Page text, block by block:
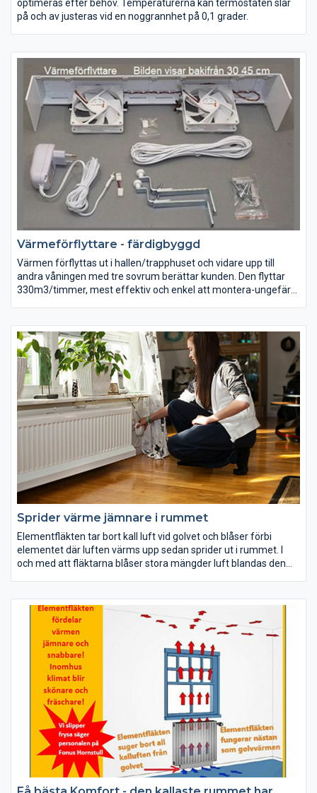
optimeras efter behov. Temperaturerna kan termostaten slår
på och av justeras vid en noggrannhet på 0,1 grader.
Värmeförflyttare - färdigbyggd
Värmen förflyttas ut i hallen/trapphuset och vidare upp till
andra våningen med tre sovrum berättar kunden. Den flyttar
330m3/timmer, mest effektiv och enkel att montera-ungefär
Du som eldar mycket i kamin, kalkugn, vedspis eller annat källor,
är säkert har upplevt att det blir för het i taket.
Sprider värme jämnare i rummet
Elementfläkten tar bort kall luft vid golvet och blåser förbi
elementet där luften värms upp sedan sprider ut i rummet. I
och med att fläktarna blåser stora mängder luft blandas den